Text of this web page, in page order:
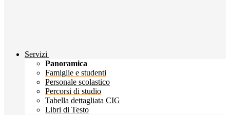
Servizi
Panoramica
Famiglie e studenti
Personale scolastico
Percorsi di studio
Tabella dettagliata CIG
Libri di Testo